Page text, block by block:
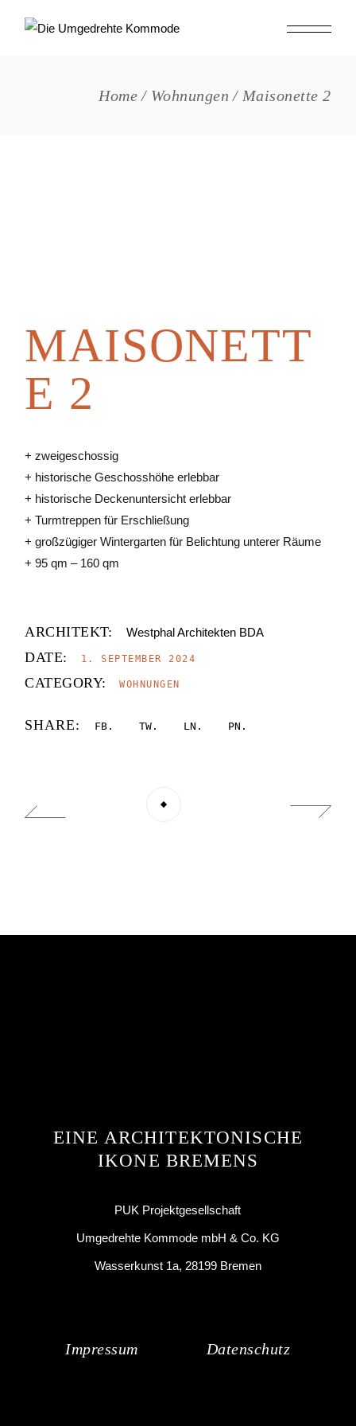
Home Wohnungen Maisonette 2
MAISONETT
E 2
+ zweigeschossig
+ historische Geschosshöhe erlebbar
+ historische Deckenuntersicht erlebbar
+ Turmtreppen für Erschließung
+ großzügiger Wintergarten für Belichtung unterer Räume
+ 95 qm – 160 qm
ARCHITEKT: Westphal Architekten BDA
DATE: 1. SEPTEMBER 2024
CATEGORY: WOHNUNGEN
SHARE: FB TW LN PN
EINE ARCHITEKTONISCHE
IKONE BREMENS
PUK Projektgesellschaft
Umgedrehte Kommode mbH & Co. KG
Wasserkunst 1a, 28199 Bremen
Impressum Datenschutz